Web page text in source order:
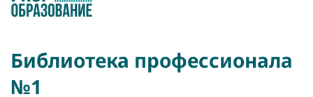
Библиотека профессионала
№1